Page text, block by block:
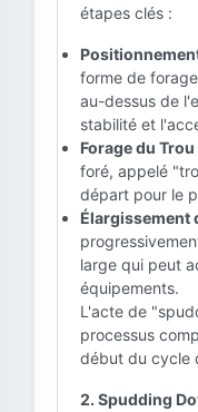
étapes clés :
forme de
au-dessus de
stabilité et
Forage du
foré, appelé
départ pour le
Élargissement
large qui peut
équipements.
L'acte de
processus
début du cycle
2. Spudding